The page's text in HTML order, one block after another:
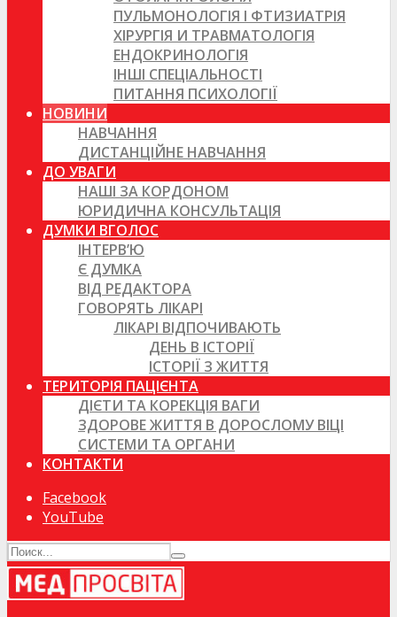
ПУЛЬМОНОЛОГІЯ І ФТИЗИАТРІЯ
ХІРУРГІЯ И ТРАВМАТОЛОГІЯ
ЕНДОКРИНОЛОГІЯ
ІНШІ СПЕЦІАЛЬНОСТІ
ПИТАННЯ ПСИХОЛОГІЇ
НОВИНИ
НАВЧАННЯ
ДИСТАНЦІЙНЕ НАВЧАННЯ
ДО УВАГИ
НАШІ ЗА КОРДОНОМ
ЮРИДИЧНА КОНСУЛЬТАЦІЯ
ДУМКИ ВГОЛОС
ІНТЕРВ’Ю
Є ДУМКА
ВІД РЕДАКТОРА
ГОВОРЯТЬ ЛІКАРІ
ЛІКАРІ ВІДПОЧИВАЮТЬ
ДЕНЬ В ІСТОРІЇ
ІСТОРІЇ З ЖИТТЯ
ТЕРИТОРІЯ ПАЦІЄНТА
ДІЄТИ ТА КОРЕКЦІЯ ВАГИ
ЗДОРОВЕ ЖИТТЯ В ДОРОСЛОМУ ВІЦІ
СИСТЕМИ ТА ОРГАНИ
КОНТАКТИ
Facebook
YouTube